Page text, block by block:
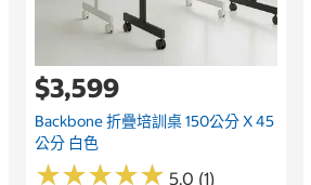
$3,599
Backbone 折疊培訓桌 150公分 X 45
公分 白色
★★★★★
★★★★★ 5.0 (1)